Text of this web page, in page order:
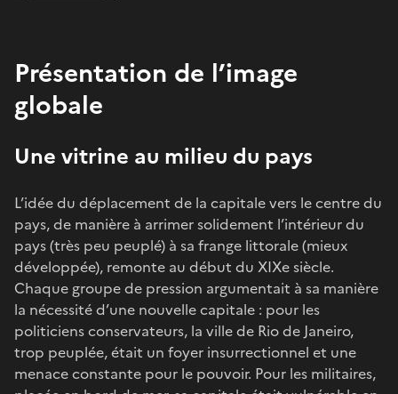
Présentation de l’image
globale
Une vitrine au milieu du pays
L’idée du déplacement de la capitale vers le centre du
pays, de manière à arrimer solidement l’intérieur du
pays (très peu peuplé) à sa frange littorale (mieux
développée), remonte au début du XIXe siècle.
Chaque groupe de pression argumentait à sa manière
la nécessité d’une nouvelle capitale : pour les
politiciens conservateurs, la ville de Rio de Janeiro,
trop peuplée, était un foyer insurrectionnel et une
menace constante pour le pouvoir. Pour les militaires,